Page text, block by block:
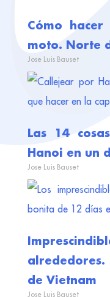
Cómo
moto. Norte
Jose Luis Bauset
Las 14
Hanoi en un
Jose Luis Bauset
de Vietnam
Jose Luis Bauset